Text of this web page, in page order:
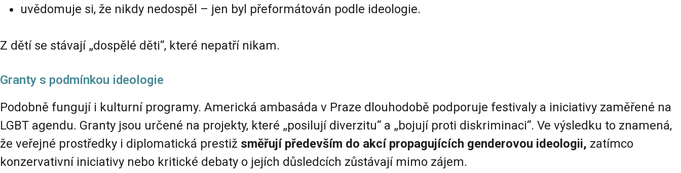
uvědomuje si, že nikdy nedospěl – jen byl přeformátován podle ideologie.
Z dětí se stávají „dospělé děti“, které nepatří nikam.
Granty s podmínkou ideologie
Podobně fungují i kulturní programy. Americká ambasáda v Praze dlouhodobě podporuje festivaly a iniciativy zaměřené na
LGBT agendu. Granty jsou určené na projekty, které „posilují diverzitu“ a „bojují proti diskriminaci“. Ve výsledku to znamená,
že veřejné prostředky i diplomatická prestiž směřují především do akcí propagujících genderovou ideologii, zatímco
konzervativní iniciativy nebo kritické debaty o jejích důsledcích zůstávají mimo zájem.